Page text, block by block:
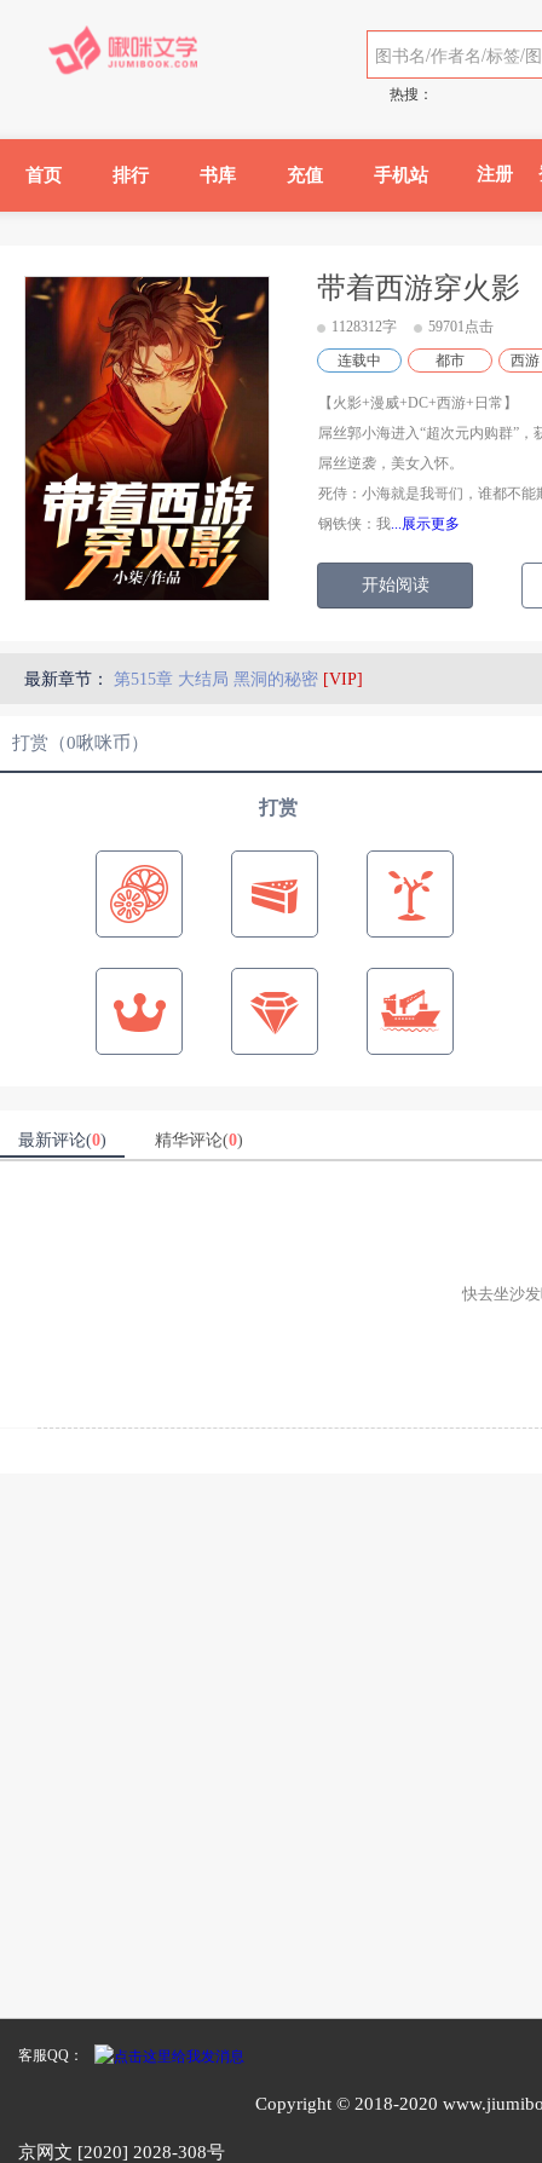
热搜：
首页 排行 书库 充值 手机站 注册
带着西游穿火影
1128312字
59701点击
连载中
都市 西游
【火影+漫威+DC+西游+日常】
屌丝郭小海进入“超次元内购群”
屌丝逆袭，美女入怀。
死侍：小海就是我哥们，谁都不能
钢铁侠：我...展示更多
开始阅读
最新章节： 第515章 大结局 黑洞的秘密 [VIP]
打赏（0啾咪币）
打赏
最新评论(0) 精华评论(0)
快去坐沙
客服QQ：
Copyright © 2018-2020
京网文 [2020] 2028-308号